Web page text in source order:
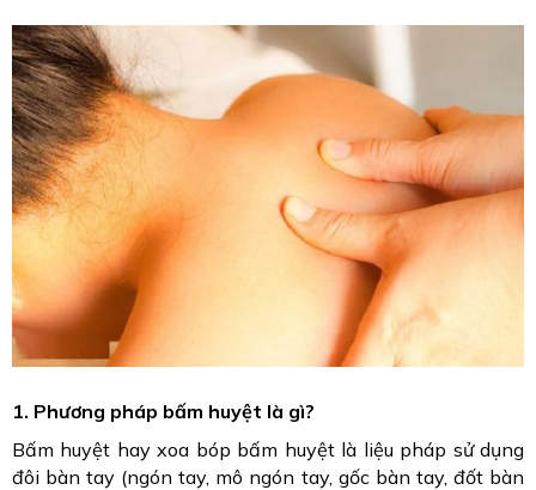
1. Phương pháp bấm huyệt là gì?
Bấm huyệt hay xoa bóp bấm huyệt là liệu pháp sử dụng
đôi bàn tay (ngón tay, mô ngón tay, gốc bàn tay, đốt bàn